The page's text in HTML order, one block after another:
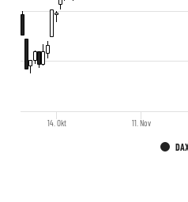
14. Okt 11. Nov